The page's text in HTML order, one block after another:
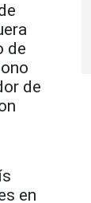
de
de
en